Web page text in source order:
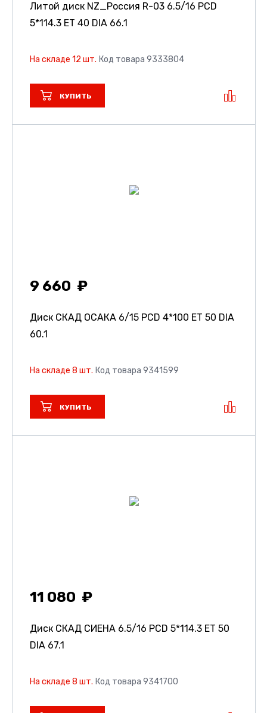
Литой диск NZ_Россия R-03 6.5/16 PCD
5*114.3 ET 40 DIA 66.1
На складе 12 шт. Код товара 9333804
КУПИТЬ
9 660
Диск СКАД ОСАКА 6/15 PCD 4*100 ET 50 DIA
60.1
На складе 8 шт. Код товара 9341599
КУПИТЬ
11 080
Диск СКАД СИЕНА 6.5/16 PCD 5*114.3 ET 50
DIA 67.1
На складе 8 шт. Код товара 9341700